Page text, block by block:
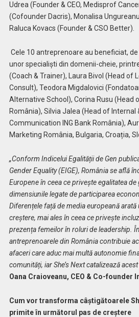
Udrea (Founder & CEO, Medisprof
(Cofounder Dacris), Monalisa
Raluca Kovacs (Founder & CSO Better).
Cele 10 antreprenoare au beneficiat,
unor specialiști din domenii-cheie,
(Coach & Trainer), Laura Bivol (Head of
Consult), Teodora Migdalovici
Alternative School), Corina Rusu (Head
România), Silvia Jalea (Head of Internal
Communication ING Bank România),
Marketing România, Bulgaria, Croația,
„Conform Indicelui Egalității de Gen
Gender Equality (EIGE), România se află
Europene în ceea ce privește egalitatea de
dimensiunile legate de participarea
Diferențele față de media europeană
creștere, mai ales în ceea ce privește
prezența femeilor în roluri de leadership.
antreprenoarele din România contribuie
afaceri care aduc mai multă autonomie
comunități, iar She’s Next catalizează
Oana Craioveanu, CEO & Co-founder
Cum vor transforma câștigătoarele
primite în următorul pas de creștere